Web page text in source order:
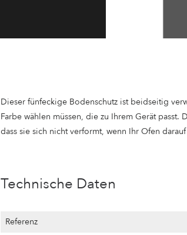
Dieser fünfeckige Bodenschutz ist beidseitig
Farbe wählen müssen, die zu Ihrem Gerät
dass sie sich nicht verformt, wenn Ihr Ofen
Technische Daten
Referenz